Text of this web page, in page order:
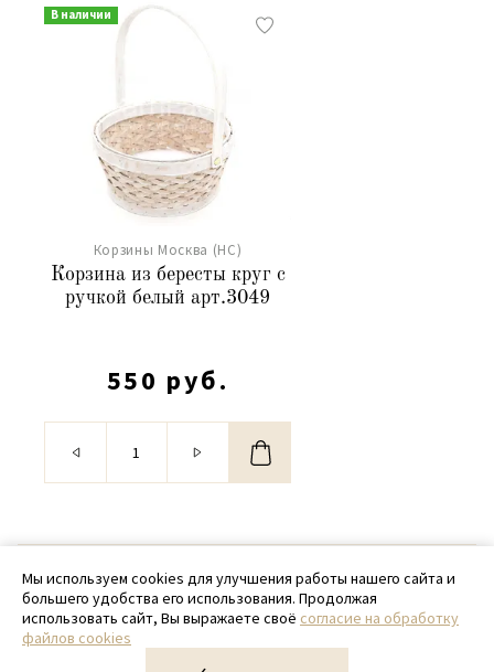
В наличии
Корзины Москва (НС)
Корзина из бересты круг с
ручкой белый арт.3049
550 руб.
© 2020 - 2026 SamPack
+ 7 (918) 699-97-87
zakaz@sampack.store
Мы используем cookies для улучшения работы нашего сайта и
большего удобства его использования. Продолжая
использовать сайт, Вы выражаете своё согласие на обработку
файлов cookies